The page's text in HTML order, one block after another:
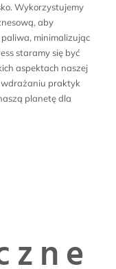
Wykorzystujemy
aby
minimalizując
staramy się być
aspektach naszej
wdrażaniu praktyk
planetę dla